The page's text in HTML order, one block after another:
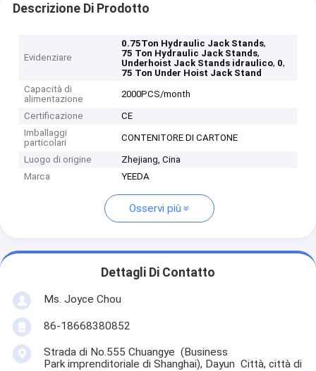
Descrizione Di Prodotto
Evidenziare
0.75Ton Hydraulic Jack Stands,
75 Ton Hydraulic Jack Stands,
Underhoist Jack Stands idraulico, 0,
75 Ton Under Hoist Jack Stand
Capacità di
alimentazione
2000PCS/month
Certificazione
CE
Imballaggi
particolari
CONTENITORE DI CARTONE
Luogo di origine
Zhejiang, Cina
Marca
YEEDA
Osservi più
Dettagli Di Contatto
Ms. Joyce Chou
86-18668380852
Strada di No.555 Chuangye (Business
Park imprenditoriale di Shanghai), Dayun Città, città di